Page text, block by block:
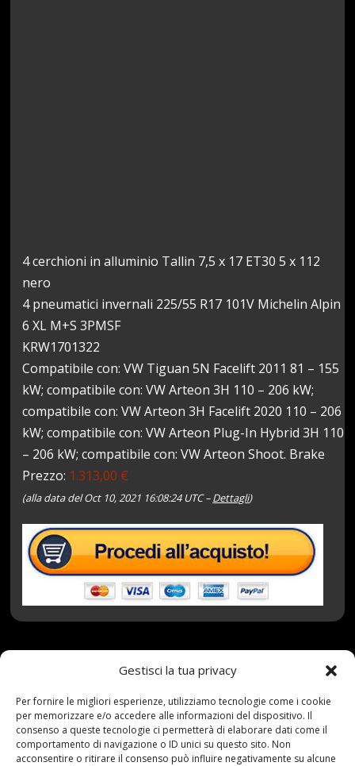
Gestisci la tua privacy
Per fornire le migliori esperienze, utilizziamo tecnologie come i cookie
per memorizzare e/o accedere alle informazioni del dispositivo. Il
consenso a queste tecnologie ci permetterà di elaborare dati come il
comportamento di navigazione o ID unici su questo sito. Non
acconsentire o ritirare il consenso può influire negativamente su alcune
4 cerchioni in alluminio Tallin 7,5 x 17 ET30 5 x 112
nero
4 pneumatici invernali 225/55 R17 101V Michelin Alpin
6 XL M+S 3PMSF
KRW1701322
Compatibile con: VW Tiguan 5N Facelift 2011 81 – 155
kW; compatibile con: VW Arteon 3H 110 – 206 kW;
compatibile con: VW Arteon 3H Facelift 2020 110 – 206
kW; compatibile con: VW Arteon Plug-In Hybrid 3H 110
– 206 kW; compatibile con: VW Arteon Shoot. Brake
Prezzo: 1.313,00 €
(alla data del Oct 10, 2021 16:08:24 UTC –Dettagli)
10 Ottobre 2021 redazione
Nero,R17, ruote,Tallin Categories: Shop